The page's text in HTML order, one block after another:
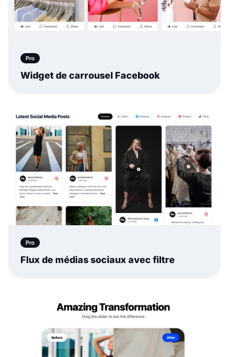
Pro
Widget de carrousel Facebook
Pro
Flux de médias sociaux avec filtre